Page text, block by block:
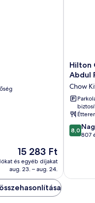
Az
15 283 Ft
15 283 Ft
és egyéb díjakat
aug. 23. – aug. 24.
Hilton
Garden
Kuala
Lumpur
Jalan
Tuanku
Abdul
Rahman
Hilton
Abdul
Chow
8.0
8,0
807